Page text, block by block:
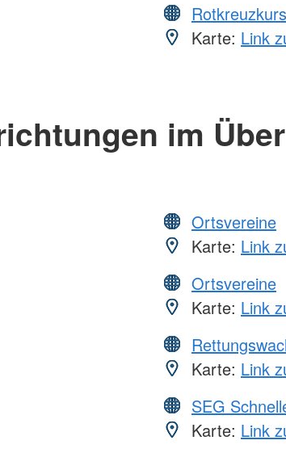
Karte: Link
im
Ortsvereine
Karte: Link
Ortsvereine
Karte: Link
Karte: Link
SEG
Karte: Link